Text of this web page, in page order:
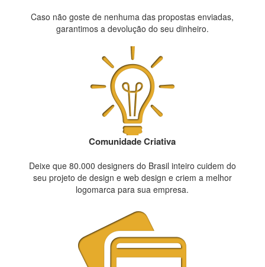
Caso não goste de nenhuma das propostas enviadas,
garantimos a devolução do seu dinheiro.
Comunidade Criativa
Deixe que 80.000 designers do Brasil inteiro cuidem do
seu projeto de design e web design e criem a melhor
logomarca para sua empresa.